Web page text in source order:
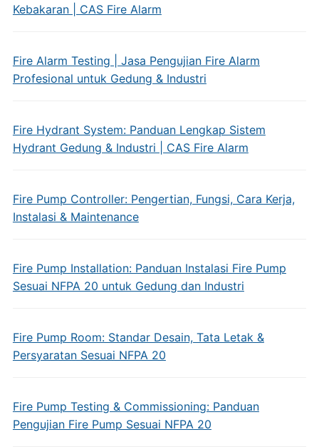
Kebakaran | CAS Fire Alarm
Fire Alarm Testing | Jasa Pengujian Fire Alarm
Profesional untuk Gedung & Industri
Fire Hydrant System: Panduan Lengkap Sistem
Hydrant Gedung & Industri | CAS Fire Alarm
Fire Pump Controller: Pengertian, Fungsi, Cara Kerja,
Instalasi & Maintenance
Fire Pump Installation: Panduan Instalasi Fire Pump
Sesuai NFPA 20 untuk Gedung dan Industri
Fire Pump Room: Standar Desain, Tata Letak &
Persyaratan Sesuai NFPA 20
Fire Pump Testing & Commissioning: Panduan
Pengujian Fire Pump Sesuai NFPA 20